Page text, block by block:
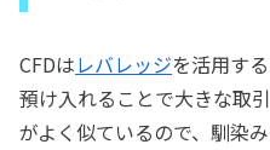
CFDはレバレッジを活用す
預け入れることで大きな取
がよく似ているので、馴染